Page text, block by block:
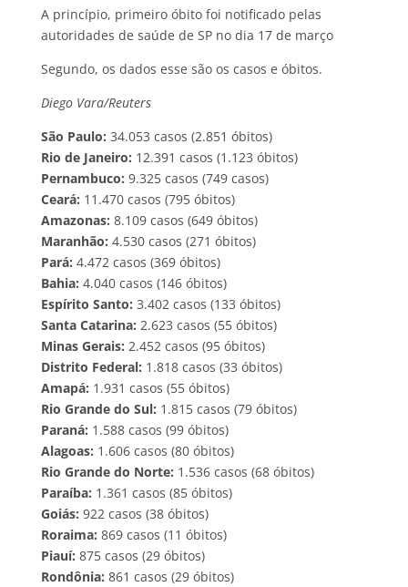
A princípio, primeiro óbito foi notificado pelas
autoridades de saúde de SP no dia 17 de março
Segundo, os dados esse são os casos e óbitos.
Diego Vara/Reuters
São Paulo: 34.053 casos (2.851 óbitos)
Rio de Janeiro: 12.391 casos (1.123 óbitos)
Pernambuco: 9.325 casos (749 casos)
Ceará: 11.470 casos (795 óbitos)
Amazonas: 8.109 casos (649 óbitos)
Maranhão: 4.530 casos (271 óbitos)
Pará: 4.472 casos (369 óbitos)
Bahia: 4.040 casos (146 óbitos)
Espírito Santo: 3.402 casos (133 óbitos)
Santa Catarina: 2.623 casos (55 óbitos)
Minas Gerais: 2.452 casos (95 óbitos)
Distrito Federal: 1.818 casos (33 óbitos)
Amapá: 1.931 casos (55 óbitos)
Rio Grande do Sul: 1.815 casos (79 óbitos)
Paraná: 1.588 casos (99 óbitos)
Alagoas: 1.606 casos (80 óbitos)
Rio Grande do Norte: 1.536 casos (68 óbitos)
Paraíba: 1.361 casos (85 óbitos)
Goiás: 922 casos (38 óbitos)
Roraima: 869 casos (11 óbitos)
Piauí: 875 casos (29 óbitos)
Rondônia: 861 casos (29 óbitos)